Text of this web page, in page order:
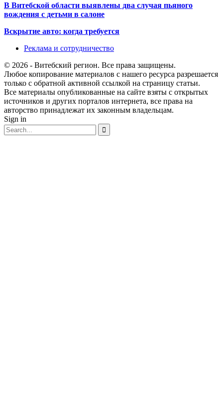
В Витебской области выявлены два случая пьяного
вождения с детьми в салоне
Вскрытие авто: когда требуется
Реклама и сотрудничество
© 2026 - Витебский регион. Все права защищены.
Любое копирование материалов с нашего ресурса разрешается
только с обратной активной ссылкой на страницу статьи.
Все материалы опубликованные на сайте взяты с открытых
источников и других порталов интернета, все права на
авторство принадлежат их законным владельцам.
Sign in